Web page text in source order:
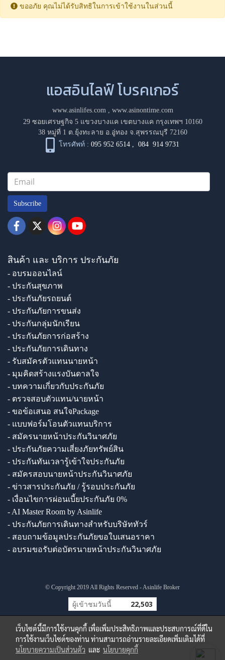
ขออภัย คุณไม่ได้รับสิทธิในการเข้าใช้งานในส่วนนี้
แอสอินไลฟ์ โบรคเกอร์
www.asinlifes.com, www.asinontime.com
29 ซอยเศรษฐกิจ 5 แขวงบางแค เขตบางแค กรุงเทพฯ 10160
38 หมู่ที่ 1 ต.ยุ้งทะลาย อ.อู่ทอง จ.สุพรรณบุรี 72160
โทรศัพท์ : 095 952 6514 ,084 914 9731
Subscribe
สินค้า และ บริการ ประกันภัย
- อบรมออนไลน์
- ประกันสุขภาพ
- ประกันภัยรถยนต์
- ประกันภัยการขนส่ง
- ประกันกลุ่มนักเรียน
- ประกันภัยการก่อสร้าง
- ประกันภัยการเดินทาง
- รับสมัครตัวแทนนายหน้า
- มุมคิดสร้างแรงบันดาลใจ
- บทความเกี่ยวกับประกันภัย
- ตรวจสอบตัวแทน/นายหน้า
- ขอข้อเสนอ สนใจPackage
- แบบฟอร์มโอนตัวแทนบริการ
- สมัครนายหน้าประกันวินาศภัย
- ประกันภัยความเสี่ยงภัยทรัพย์สิน
- ประกันทันเวลารู้เข้าใจประกันภัย
- สมัครสอบนายหน้าประกันวินาศภัย
- ข่าวสารประกันภัย / รู้รอบประกันภัย
- เงื่อนไขการผ่อนเบี้ยประกันภัย 0%
- AI Master Room by Asinlife
- ประกันภัยการเดินทางสำหรับบริษัททัวร์
- สอบถามข้อมูลประกันภัยขอใบเสนอราคา
- อบรมขอรับต่อบัตรนายหน้าประกันวินาศภัย
© Copyright 2019 All Rights Reserved - Asinlife Broker
ผู้เข้าชมวันนี้ 22,503
เว็บไซต์นี้มีการใช้งานคุกกี้ เพื่อเพิ่มประสิทธิภาพและประสบการณ์ที่ดีใน
การใช้งานเว็บไซต์ของท่าน ท่านสามารถอ่านรายละเอียดเพิ่มเติมได้ที่
นโยบายความเป็นส่วนตัว และ นโยบายคุกกี้